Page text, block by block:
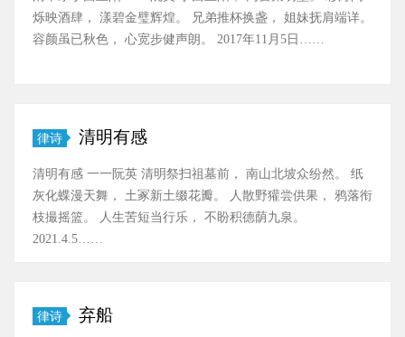
烁映酒肆， 漾碧金璧辉煌。 兄弟推杯换盏， 姐妹抚肩端详。
容颜虽已秋色， 心宽步健声朗。 2017年11月5日……
律诗 清明有感
清明有感 一一阮英 清明祭扫祖墓前， 南山北坡众纷然。 纸
灰化蝶漫天舞， 土冢新土缀花瓣。 人散野獾尝供果， 鸦落衔
枝撮摇篮。 人生苦短当行乐， 不盼积德荫九泉。
2021.4.5……
律诗 弃船